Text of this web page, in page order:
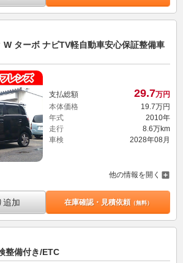
ターボ ナビTV軽自動車安心保証整備車
支払総額 29.7万円
本体価格
19.7万円
年式
2010年
走行
8.6万km
車検
2028年08月
他の情報を開く
追加 在庫確認・見積依頼（無料）
整備付き/ETC